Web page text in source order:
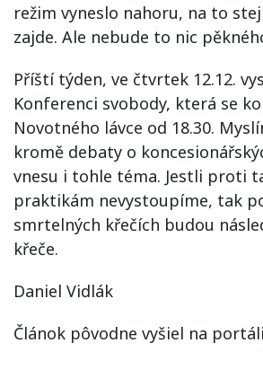
režim vyneslo nahoru, na to
zajde. Ale nebude to nic
Příští týden, ve čtvrtek 12.12.
Konferenci svobody, která se
Novotného lávce od 18.30.
kromě debaty o
vnesu i tohle téma. Jestli proti
praktikám nevystoupíme, tak
smrtelných křečích budou
křeče.
Daniel Vidlák
Článok pôvodne vyšiel na portáli